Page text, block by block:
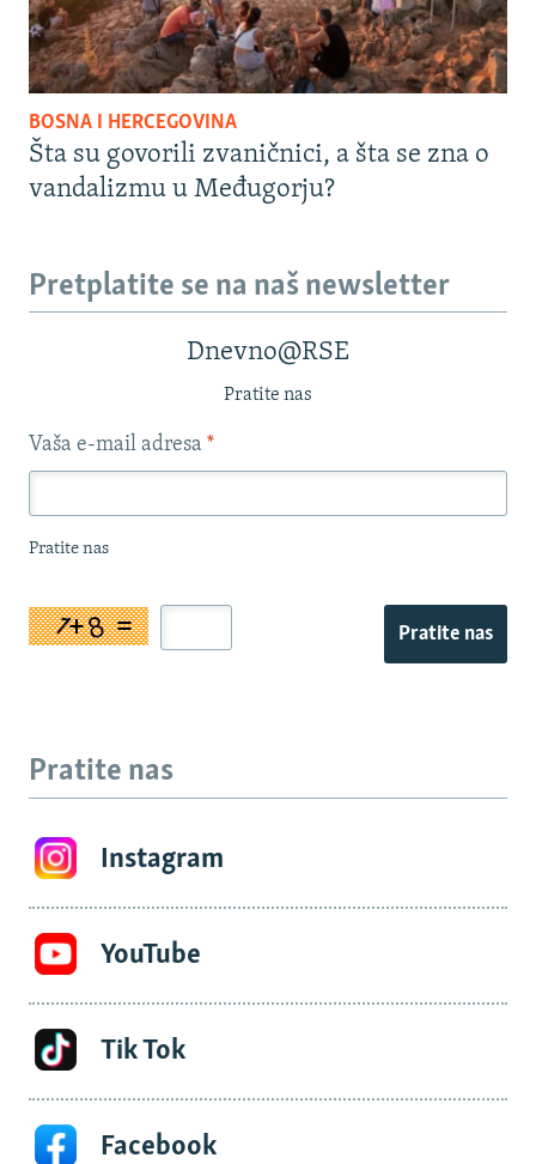
BOSNA I HERCEGOVINA
Šta su govorili zvaničnici, a šta se zna o
vandalizmu u Međugorju?
Pretplatite se na naš newsletter
Dnevno@RSE
Pratite nas
Vaša e-mail adresa *
Pratite nas
Pratite nas
Pratite nas
Instagram
YouTube
Tik Tok
Facebook